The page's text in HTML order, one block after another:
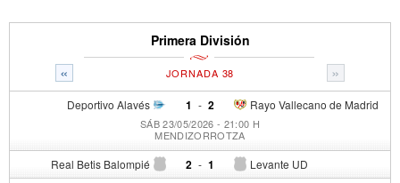
Primera División
« »
JORNADA 38
Deportivo Alavés 1 - Rayo Vallecano de Madrid
2
SÁB 23/05/2026 - 21:00 H
MENDIZORROTZA
Real Betis Balompié 2 - Levante UD
1